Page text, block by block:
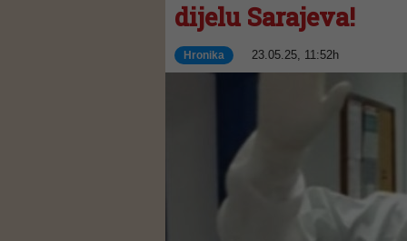
dijelu Sarajeva!
Hronika 23.05.25, 11:52h